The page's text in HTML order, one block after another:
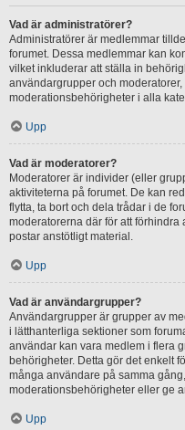
Vad är administratörer?
Administratörer är medlemmar
forumet. Dessa medlemmar kan
vilket inkluderar att ställa in
användargrupper och
moderationsbehörigheter i alla
Upp
Vad är moderatorer?
Moderatorer är individer (eller
aktiviteterna på forumet. De kan
flytta, ta bort och dela trådar i de
moderatorerna där för att
postar anstötligt material.
Upp
Vad är användargrupper?
Användargrupper är grupper av
i lätthanterliga sektioner som
användar kan vara medlem i flera
behörigheter. Detta gör det enkelt
många användare på samma
moderationsbehörigheter eller ge
Upp